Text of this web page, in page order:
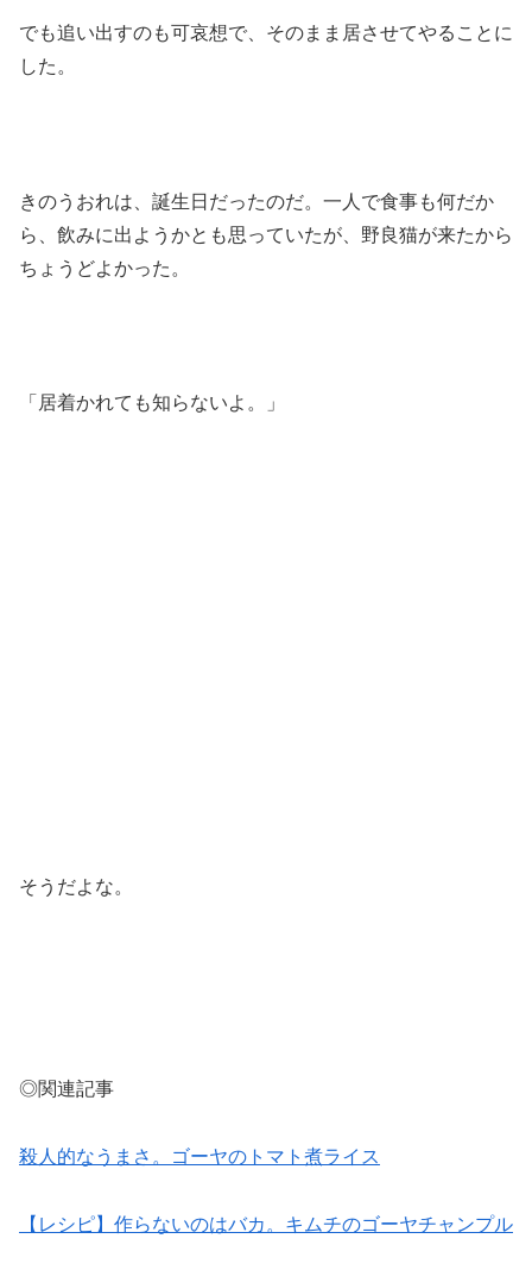
でも追い出すのも可哀想で、そのまま居させてやることに
した。
きのうおれは、誕生日だったのだ。一人で食事も何だか
ら、飲みに出ようかとも思っていたが、野良猫が来たから
ちょうどよかった。
「居着かれても知らないよ。」
そうだよな。
◎関連記事
殺人的なうまさ。ゴーヤのトマト煮ライス
【レシピ】作らないのはバカ。キムチのゴーヤチャンプル